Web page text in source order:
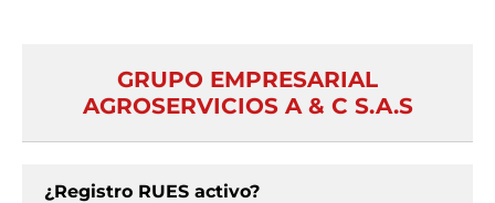
GRUPO EMPRESARIAL
AGROSERVICIOS A & C S.A.S
¿Registro RUES activo?